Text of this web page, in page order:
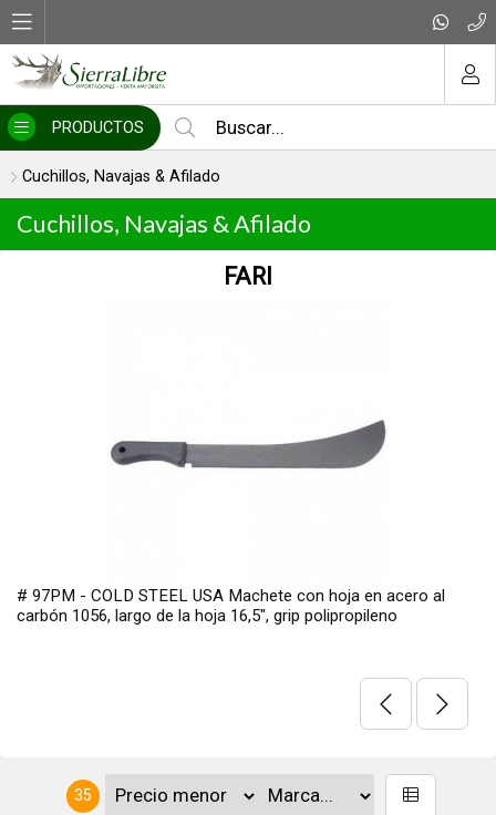
PRODUCTOS
Cuchillos, Navajas & Afilado
Cuchillos, Navajas & Afilado
en acero al
# 19620 - Camillus Quality Knives. La navaja
Rovax de 7,5 ″ con mecanismo Cuda Lock,
calidad para ofrecerle una herramienta
35